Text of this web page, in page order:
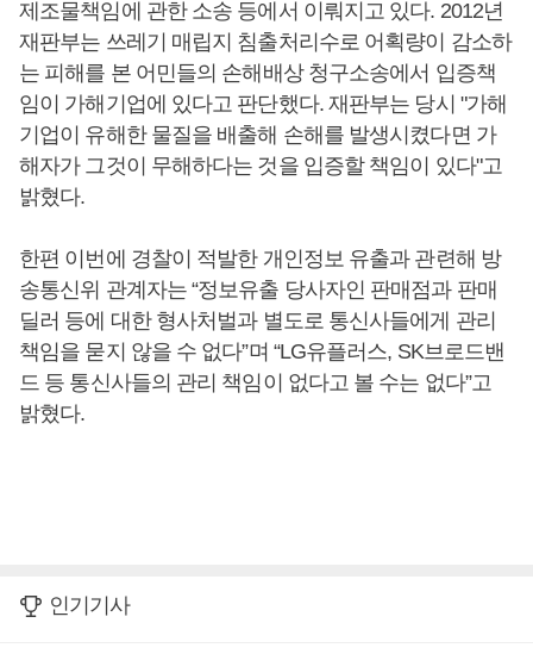
제조물책임에 관한 소송 등에서 이뤄지고 있다. 2012년
재판부는 쓰레기 매립지 침출처리수로 어획량이 감소하
는 피해를 본 어민들의 손해배상 청구소송에서 입증책
임이 가해기업에 있다고 판단했다. 재판부는 당시 "가해
기업이 유해한 물질을 배출해 손해를 발생시켰다면 가
해자가 그것이 무해하다는 것을 입증할 책임이 있다"고
밝혔다.
한편 이번에 경찰이 적발한 개인정보 유출과 관련해 방
송통신위 관계자는 “정보유출 당사자인 판매점과 판매
딜러 등에 대한 형사처벌과 별도로 통신사들에게 관리
책임을 묻지 않을 수 없다”며 “LG유플러스, SK브로드밴
드 등 통신사들의 관리 책임이 없다고 볼 수는 없다”고
밝혔다.
인기기사